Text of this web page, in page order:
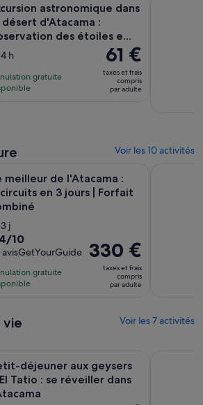
astronomique dans
désert d'Atacama :
des étoiles e...
Durée
l’activité :
4 h
gratuite
Le
prix
est
de 61 €.
61 €
taxes et frais
compris
par adulte
Voir les 10 activités
meilleur de l'Atacama :
en 3 jours | Forfait
Durée
de
l’activité :
3 jours
3 j
10
avisGetYourGuide
gratuite
Le
prix
de 330 €.
adulte
330 €
taxes et frais
compris
par adulte
vie
Voir les 7 activités
déjeuner aux geysers
Tatio : se réveiller dans